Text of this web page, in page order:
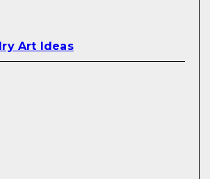
Art Ideas